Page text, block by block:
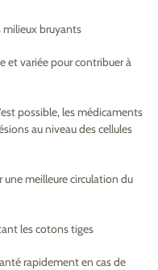
milieux bruyants
et variée pour contribuer à
possible, les médicaments
au niveau des cellules
une meilleure circulation du
les cotons tiges
rapidement en cas de